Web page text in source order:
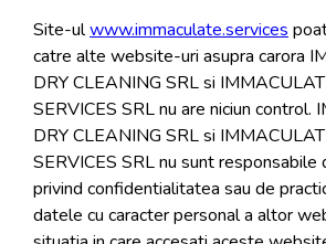
Site-ulwww.immaculate.services
catre alte website-uri asupra carora
DRY CLEANING SRL si
SERVICES SRL nu are niciun control.
DRY CLEANING SRL si
SERVICES SRL nu sunt responsabile
privind confidentialitatea sau de
datele cu caracter personal a altor